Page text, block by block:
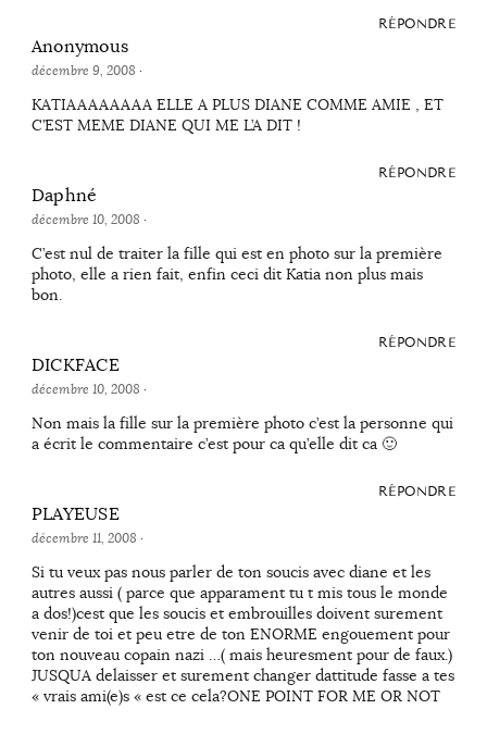
RÉPONDRE
Anonymous
décembre 9, 2008 ·
KATIAAAAAAAA ELLE A PLUS DIANE COMME AMIE , ET
C’EST MEME DIANE QUI ME L’A DIT !
RÉPONDRE
Daphné
décembre 10, 2008 ·
C’est nul de traiter la fille qui est en photo sur la première
photo, elle a rien fait, enfin ceci dit Katia non plus mais
bon.
RÉPONDRE
DICKFACE
décembre 10, 2008 ·
Non mais la fille sur la première photo c’est la personne qui
a écrit le commentaire c’est pour ca qu’elle dit ca 🙂
RÉPONDRE
PLAYEUSE
décembre 11, 2008 ·
Si tu veux pas nous parler de ton soucis avec diane et les
autres aussi ( parce que apparament tu t mis tous le monde
a dos!)cest que les soucis et embrouilles doivent surement
venir de toi et peu etre de ton ENORME engouement pour
ton nouveau copain nazi …( mais heuresment pour de faux.)
JUSQUA delaisser et surement changer dattitude fasse a tes
« vrais ami(e)s « est ce cela?ONE POINT FOR ME OR NOT